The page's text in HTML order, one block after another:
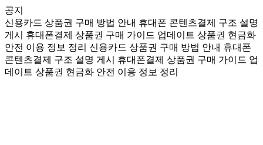
공지
신용카드 상품권 구매 방법 안내 휴대폰 콘텐츠결제 구조 설명
게시
휴대폰결제 상품권 구매 가이드 업데이트 상품권 현금화
안전 이용 정보 정리 신용카드 상품권 구매 방법 안내 휴대폰
콘텐츠결제 구조 설명 게시
휴대폰결제 상품권 구매 가이드 업
데이트 상품권 현금화 안전 이용 정보 정리